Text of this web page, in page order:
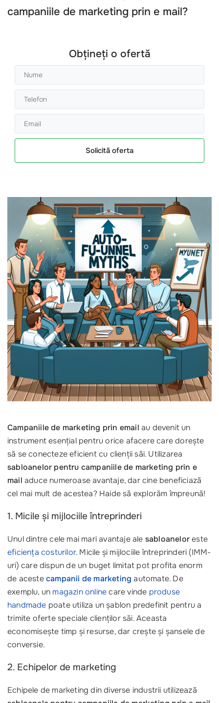
campaniile de marketing prin e mail?
Obțineți o ofertă
Solicită oferta
Campaniile de marketing prin email au devenit un
instrument esențial pentru orice afacere care dorește
să se conecteze eficient cu clienții săi. Utilizarea
sabloanelor pentru campaniile de marketing prin e
mail aduce numeroase avantaje, dar cine beneficiază
cel mai mult de acestea? Haide să explorăm împreună!
1. Micile și mijlociile întreprinderi
Unul dintre cele mai mari avantaje ale sabloaneloreste
eficiența costurilor. Micile și mijlociile întreprinderi (IMM-
uri) care dispun de un buget limitat pot profita enorm
de acestecampanii de marketing automate. De
exemplu, un magazin onlinecare vinde produse
handmade poate utiliza un șablon predefinit pentru a
trimite oferte speciale clienților săi. Aceasta
economisește timp și resurse, dar crește și șansele de
conversie.
2. Echipelor de marketing
Echipele de marketing din diverse industrii utilizează